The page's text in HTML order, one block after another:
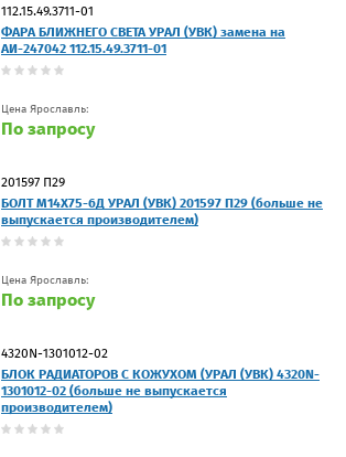
112.15.49.3711-01
ФАРА БЛИЖНЕГО СВЕТА УРАЛ (УВК) замена на
АИ-247042 112.15.49.3711-01
Цена Ярославль:
По запросу
201597 П29
БОЛТ М14Х75-6Д УРАЛ (УВК) 201597 П29 (больше не
выпускается производителем)
Цена Ярославль:
По запросу
4320N-1301012-02
БЛОК РАДИАТОРОВ С КОЖУХОМ (УРАЛ (УВК) 4320N-
1301012-02 (больше не выпускается
производителем)